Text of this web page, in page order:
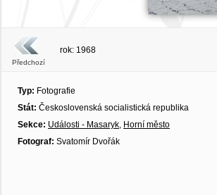
Předchozí
rok: 1968
Typ: Fotografie
Stát: Československá socialistická republika
Sekce: Události - Masaryk, Horní město
Fotograf: Svatomír Dvořák